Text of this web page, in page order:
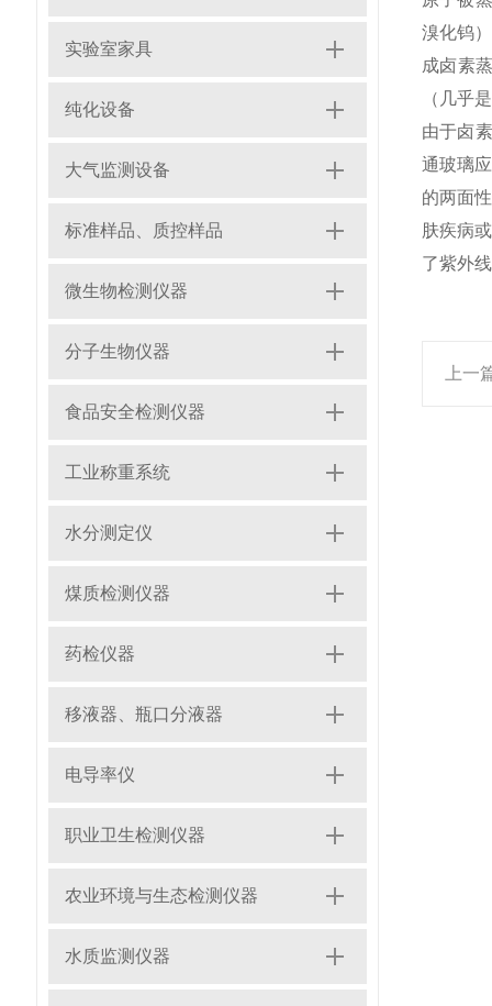
实验室家具
纯化设备
大气监测设备
标准样品、质控样品
微生物检测仪器
分子生物仪器
食品安全检测仪器
工业称重系统
水分测定仪
煤质检测仪器
药检仪器
移液器、瓶口分液器
电导率仪
职业卫生检测仪器
农业环境与生态检测仪器
水质监测仪器
溴化钨
成卤素
（几乎
由于卤
通玻璃
的两面
肤疾病
了紫外
上一